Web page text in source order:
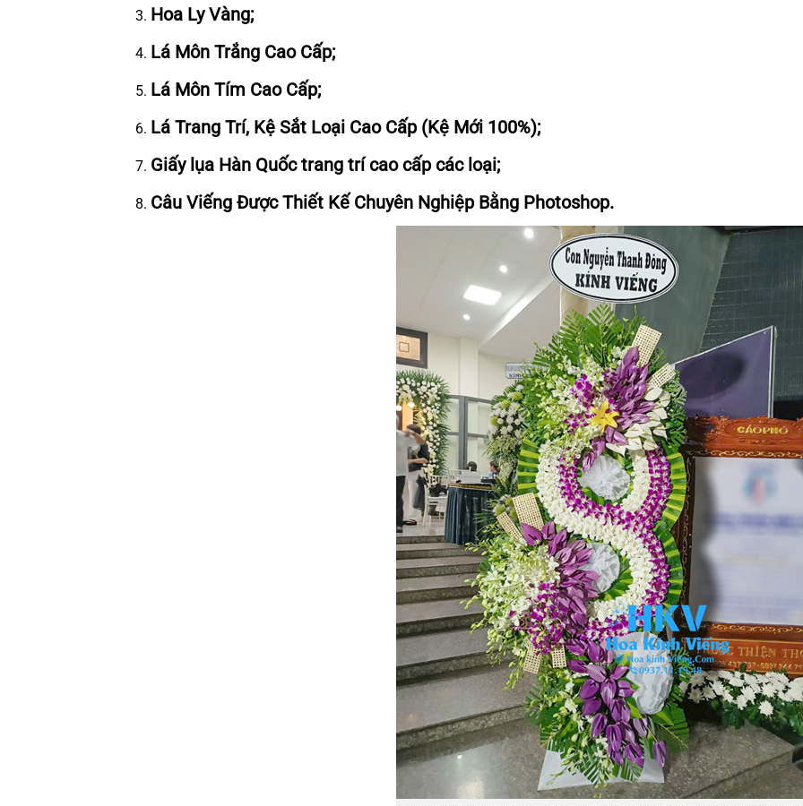
Hoa Ly Vàng;
Lá Môn Trắng Cao Cấp;
Lá Môn Tím Cao Cấp;
Lá Trang Trí, Kệ Sắt Loại Cao Cấp (Kệ Mới 100%);
Giấy lụa Hàn Quốc trang trí cao cấp các loại;
Câu Viếng Được Thiết Kế Chuyên Nghiệp Bằng Photoshop.